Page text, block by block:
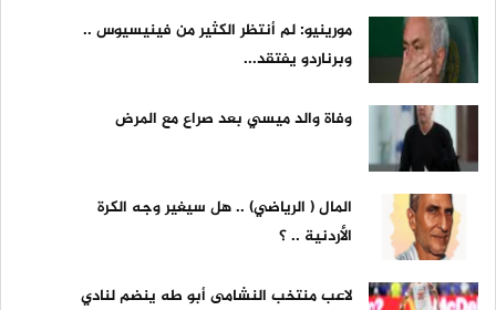
مورينيو: لم أنتظر الكثير من فينيسيوس ..
وبرناردو يفتقد...
وفاة والد ميسي بعد صراع مع المرض
المال ( الرياضي) .. هل سيغير وجه الكرة
الأردنية .. ؟
لاعب منتخب النشامى أبو طه ينضم لنادي